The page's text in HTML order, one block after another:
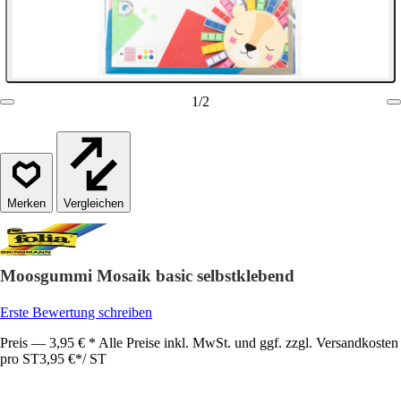
1/2
Vergleichen
Moosgummi Mosaik basic selbstklebend
Erste Bewertung schreiben
Preis — 3,95 € * Alle Preise inkl. MwSt. und ggf. zzgl. Versandkosten
pro ST3,95 €*/ ST